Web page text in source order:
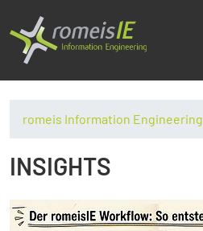
romeis Information Engineering
INSIGHTS